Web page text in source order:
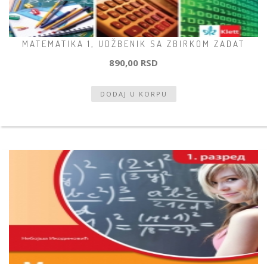
MATEMATIKA 1, UDŽBENIK SA ZBIRKOM ZADAT
890,00 RSD